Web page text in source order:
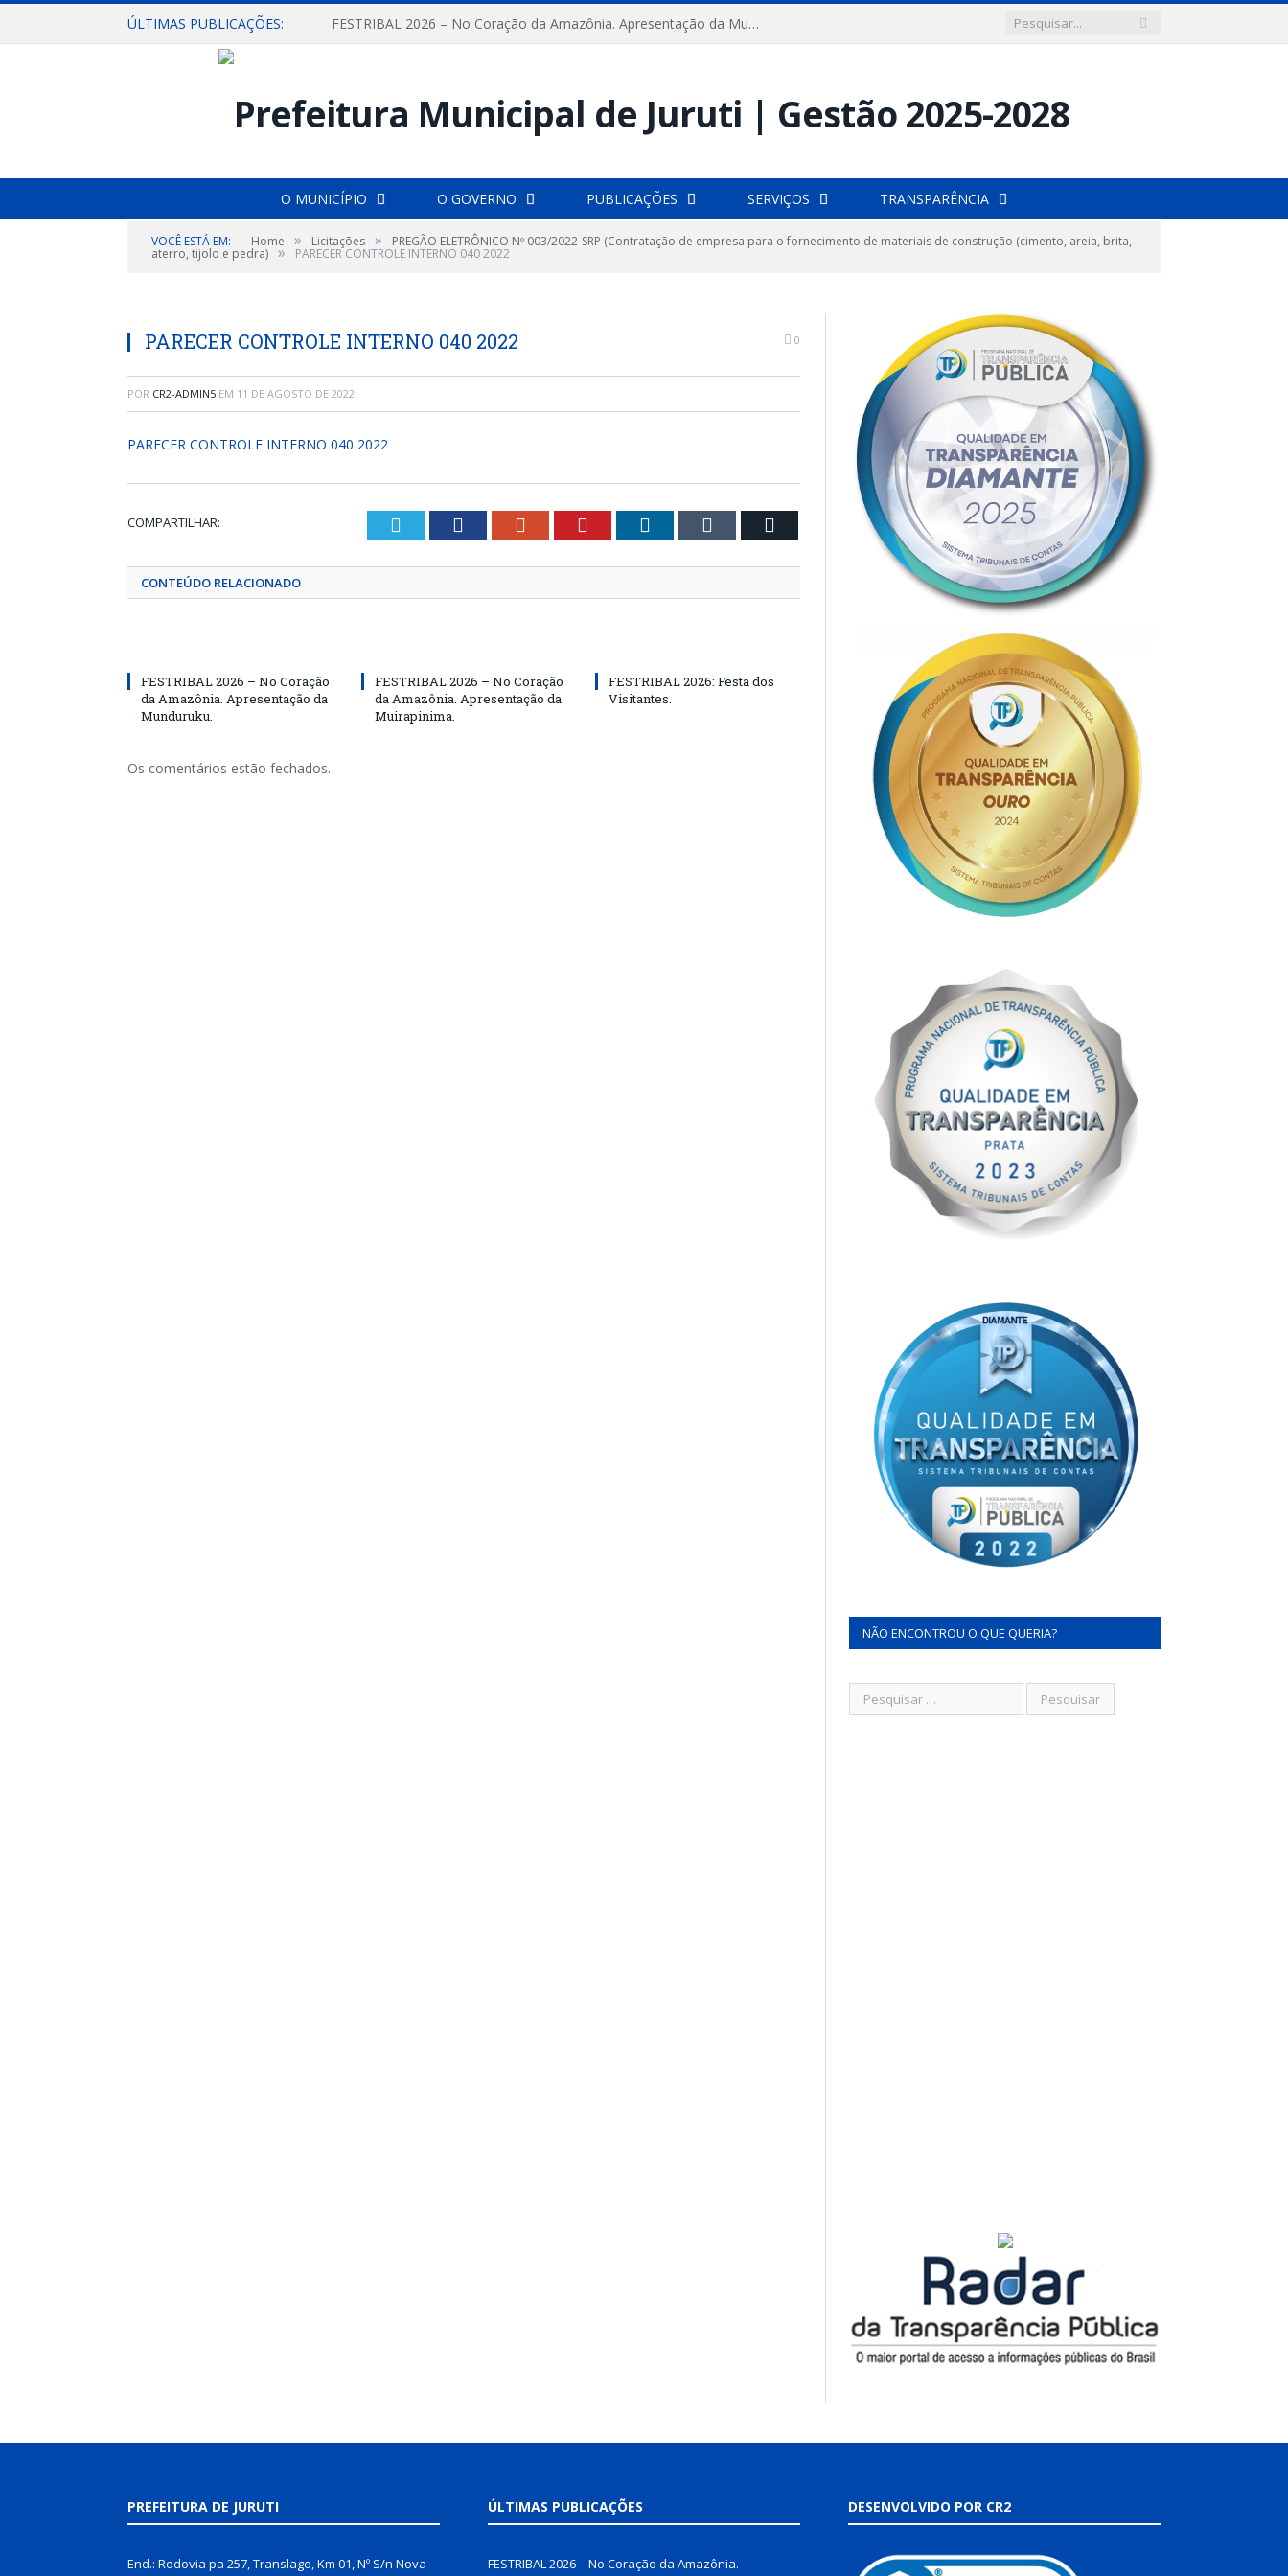
ÚLTIMAS PUBLICAÇÕES: FESTRIBAL 2026 – No Coração da Amazônia. Apresentação da Munduruku.
O MUNICÍPIO O GOVERNO PUBLICAÇÕES SERVIÇOS TRANSPARÊNCIA
VOCÊ ESTÁ EM: Home » Licitações » PREGÃO ELETRÔNICO Nº 003/2022-SRP (Contratação de empresa para o fornecimento de materiais de construção (cimento, areia, brita,
aterro, tijolo e pedra) » PARECER CONTROLE INTERNO 040 2022
PARECER CONTROLE INTERNO 040 2022 0
POR CR2-ADMIN5 EM 11 DE AGOSTO DE 2022
PARECER CONTROLE INTERNO 040 2022
COMPARTILHAR: Twitter Facebook Google+ Pinterest LinkedIn Tumblr
CONTEÚDO RELACIONADO
FESTRIBAL 2026 – No Coração
da Amazônia. Apresentação da
Munduruku.
FESTRIBAL 2026 – No Coração
da Amazônia. Apresentação da
Muirapinima.
FESTRIBAL 2026: Festa dos
Visitantes.
Os comentários estão fechados.
NÃO ENCONTROU O QUE QUERIA?
PREFEITURA DE JURUTI
End.: Rodovia pa 257, Translago, Km 01, Nº S/n Nova
ÚLTIMAS PUBLICAÇÕES
FESTRIBAL 2026 – No Coração da Amazônia.
DESENVOLVIDO POR CR2